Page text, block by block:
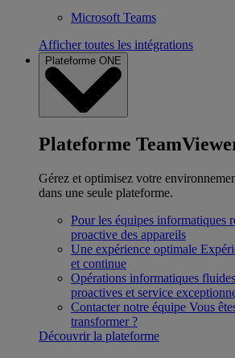
Microsoft Teams
Afficher toutes les intégrations
Plateforme ONE
Plateforme
Gérez et optimisez votre
dans une seule plateforme.
Pour les équipes informatiques
proactive des appareils
Une expérience optimale
et continue
Opérations informatiques fluides
proactives et service
Contacter notre équipe Vous
transformer ?
Découvrir la plateforme